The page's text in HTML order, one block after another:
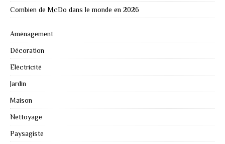
Combien de McDo dans le monde en 2026
Aménagement
Décoration
Eléctricité
Jardin
Maison
Nettoyage
Paysagiste